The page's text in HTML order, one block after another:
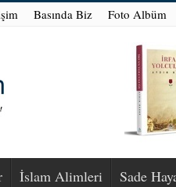
Basında Biz Foto Albüm
İslam Alimleri Sade